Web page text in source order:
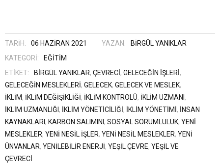
TARIH: 06 HAZIRAN 2021 YAZAN:
BIRGÜL YANIKLAR
KATEGORI:
EĞITIM
ETIKET:
BIRGÜL YANIKLAR, ÇEVRECI, GELECEĞIN IŞLERI,
GELECEĞIN MESLEKLERI, GELECEK, GELECEK VE MESLEK,
IKLIM, IKLIM DEĞIŞIKLIĞI, IKLIM KONTROLÜ, IKLIM UZMANI ,
IKLIM UZMANLIĞI , IKLIM YÖNETICILIĞI, IKLIM YÖNETIMI, INSAN
KAYNAKLARI , KARBON SALIMINI , SOSYAL SORUMLULUK, YENI
MESLEKLER, YENI NESIL IŞLER, YENI NESIL MESLEKLER, YENI
ÜNVANLAR, YENILEBILIR ENERJI, YEŞIL ÇEVRE, YEŞIL VE
ÇEVRECI